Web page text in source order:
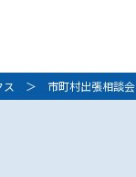
ス ＞ 市町村出張相談会